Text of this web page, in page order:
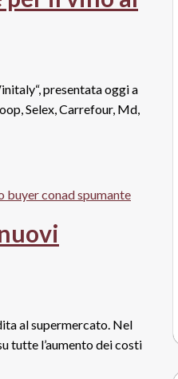
presentata oggi a
Selex, Carrefour, Md,
al supermercato. Nel
tutte l’aumento dei costi